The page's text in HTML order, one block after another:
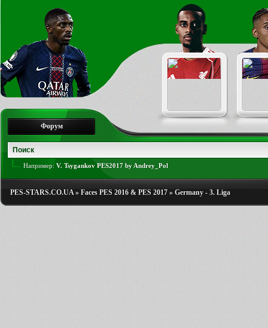
Форум
Например: V. Tsygankov PES2017 by Andrey_Pol
PES-STARS.CO.UA» Faces PES 2016 & PES 2017 » Germany - 3. Liga